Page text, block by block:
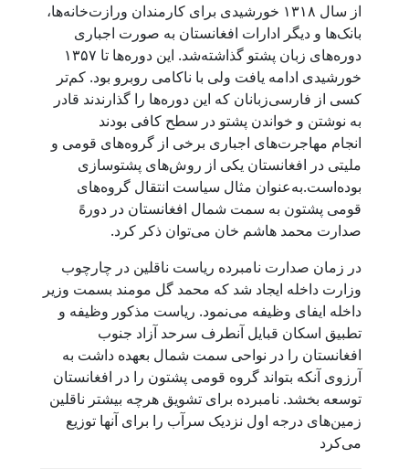
از سال ۱۳۱۸ خورشیدی برای کارمندان ورازت‌خانه‌ها،
بانک‌ها و دیگر ادارات افغانستان به صورت اجباری
دوره‌های زبان پشتو گذاشته‌شد. این دوره‌ها تا ۱۳۵۷
خورشیدی ادامه یافت ولی با ناکامی روبرو بود. کم‌تر
کسی از فارسی‌زبانان که این دوره‌ها را گذارندند قادر
به نوشتن و خواندن پشتو در سطح کافی بودند
انجام مهاجرت‌های اجباری برخی از گروه‌های قومی و
ملیتی در افغانستان یکی از روش‌های پشتوسازی
بوده‌است.به‌عنوان مثال سیاست انتقال گروه‌های
قومی پشتون به سمت شمال افغانستان در دورهً
صدارت محمد هاشم خان می‌توان ذکر کرد.
در زمان صدارت نامبرده ریاست ناقلین در چارچوب
وزارت داخله ایجاد شد که محمد گل مومند بسمت وزیر
داخله ایفای وظیفه می‌نمود. ریاست مذکور وظیفه و
تطبیق اسکان قبایل آنطرف سرحد آزاد جنوب
افغانستان را در نواحی سمت شمال بعهده داشت به
آرزوی آنکه بتواند گروه قومی پشتون را در افغانستان
توسعه بخشد. نامبرده برای تشویق هرچه بیشتر ناقلین
زمین‌های درجه اول نزدیک سرآب را برای آنها توزیع
می‌کرد